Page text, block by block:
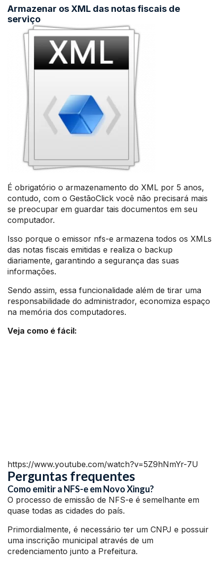
Armazenar os XML das notas fiscais de
serviço
É obrigatório o armazenamento do XML por 5 anos,
contudo, com o GestãoClick você não precisará mais
se preocupar em guardar tais documentos em seu
computador.
Isso porque o emissor nfs-e armazena todos os XMLs
das notas fiscais emitidas e realiza o backup
diariamente, garantindo a segurança das suas
informações.
Sendo assim, essa funcionalidade além de tirar uma
responsabilidade do administrador, economiza espaço
na memória dos computadores.
Veja como é fácil:
https://www.youtube.com/watch?v=5Z9hNmYr-7U
Perguntas frequentes
Como emitir a NFS-e em Novo Xingu?
O processo de emissão de NFS-e é semelhante em
quase todas as cidades do país.
Primordialmente, é necessário ter um CNPJ e possuir
uma inscrição municipal através de um
credenciamento junto a Prefeitura.